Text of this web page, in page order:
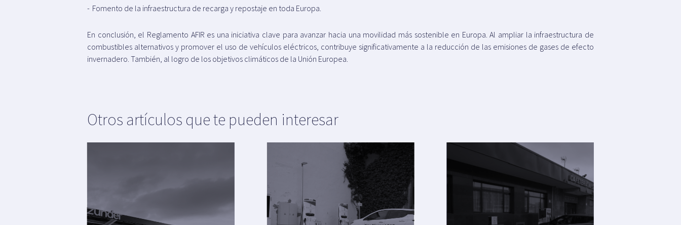
Fomento de la infraestructura de recarga y repostaje en toda Europa.
En conclusión, el Reglamento AFIR es una iniciativa clave para avanzar hacia una movilidad más sostenible en Europa. Al ampliar la infraestructura de
combustibles alternativos y promover el uso de vehículos eléctricos, contribuye significativamente a la reducción de las emisiones de gases de efecto
invernadero. También, al logro de los objetivos climáticos de la Unión Europea.
Otros artículos que te pueden interesar